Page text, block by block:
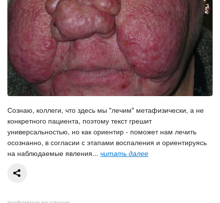
Сознаю, коллеги, что здесь мы "лечим" метафизически, а не
конкретного пациента, поэтому текст грешит
универсальностью, но как ориентир - поможет нам лечить
осознанно, в согласии с этапами воспаления и ориентируясь
на наблюдаемые явления... читать далее